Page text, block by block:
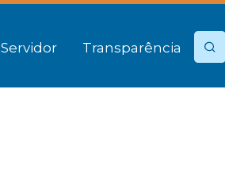
Servidor Transparência